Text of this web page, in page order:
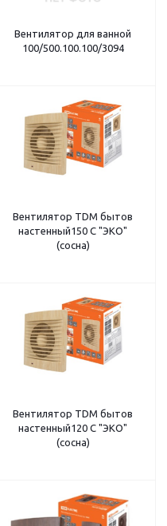
Вентилятор для ванной
100/500.100.100/3094
Вентилятор TDM бытов
настенный150 С "ЭКО"
(сосна)
Вентилятор TDM бытов
настенный120 С "ЭКО"
(сосна)